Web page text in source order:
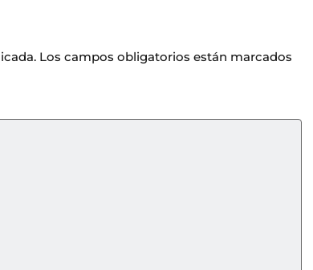
Los campos obligatorios están marcados